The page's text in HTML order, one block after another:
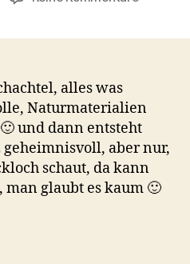
ri
t
alles was
Naturmaterialien
und dann entsteht
aber nur,
schaut, da kann
glaubt es kaum 🙂